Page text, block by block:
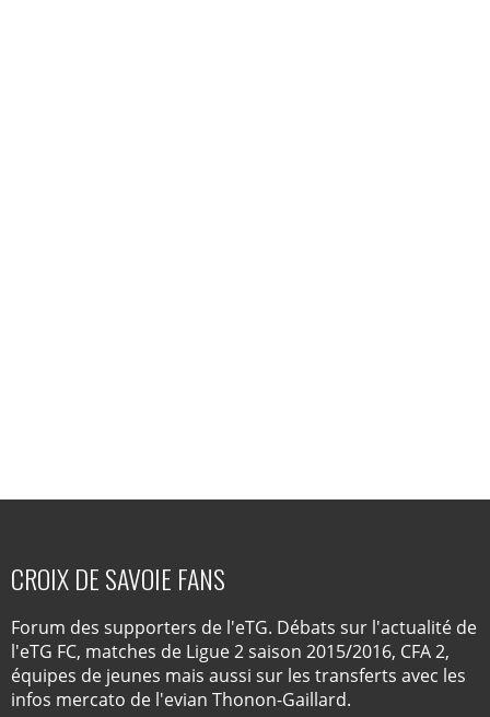
CROIX DE SAVOIE FANS
Forum des supporters de l'eTG. Débats sur l'actualité de
l'eTG FC, matches de Ligue 2 saison 2015/2016, CFA 2,
équipes de jeunes mais aussi sur les transferts avec les
infos mercato de l'evian Thonon-Gaillard.